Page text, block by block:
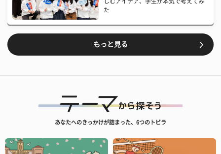
しむアイデア、学生が本気で考えてみ
た
もっと見る
あなたへのきっかけが詰まった、6つのトビラ